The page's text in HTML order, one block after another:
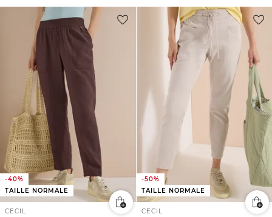
-40%
TAILLE NORMALE
CECIL
-50%
TAILLE NORMALE
CECIL